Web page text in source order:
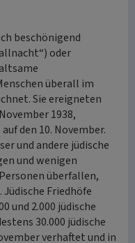
beschönigend
oder
überall im
Sie ereigneten
1938,
den 10. November.
und andere jüdische
und wenigen
überfallen,
Friedhöfe
und 2.000 jüdische
30.000 jüdische
verhaftet und in